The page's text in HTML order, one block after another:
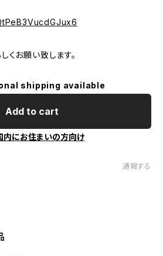
くお願い致します。
shipping available
Add to cart
内にお住まいの方向け
通報する